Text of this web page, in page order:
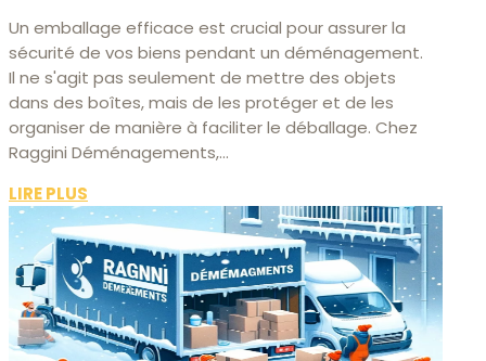
Un emballage efficace est crucial pour assurer la
sécurité de vos biens pendant un déménagement.
Il ne s'agit pas seulement de mettre des objets
dans des boîtes, mais de les protéger et de les
organiser de manière à faciliter le déballage. Chez
Raggini Déménagements,...
LIRE PLUS